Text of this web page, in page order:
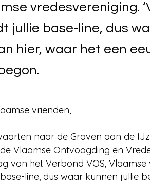
vredesvereniging.
jullie base-line, dus
hier, waar het een
vrienden,
naar de Graven aan de
Vlaamse Ontvoogding en
van het Verbond VOS,
line, dus waar kunnen jullie